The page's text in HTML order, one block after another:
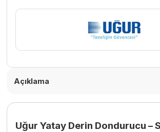
Açıklama
Uğur Yatay Derin Dondurucu –